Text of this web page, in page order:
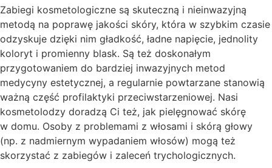
Zabiegi kosmetologiczne są skuteczną i nieinwazyjną
metodą na poprawę jakości skóry, która w szybkim czasie
odzyskuje dzięki nim gładkość, ładne napięcie, jednolity
koloryt i promienny blask. Są też doskonałym
przygotowaniem do bardziej inwazyjnych metod
medycyny estetycznej, a regularnie powtarzane stanowią
ważną część profilaktyki przeciwstarzeniowej. Nasi
kosmetolodzy doradzą Ci też, jak pielęgnować skórę
w domu. Osoby z problemami z włosami i skórą głowy
(np. z nadmiernym wypadaniem włosów) mogą też
skorzystać z zabiegów i zaleceń trychologicznych.